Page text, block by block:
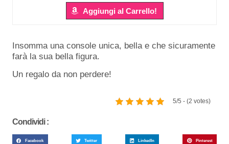
Aggiungi al Carrello!
Insomma una console unica, bella e che sicuramente
farà la sua bella figura.
Un regalo da non perdere!
5/5 - (2 votes)
Condividi :
Facebook Twitter LinkedIn Pinterest